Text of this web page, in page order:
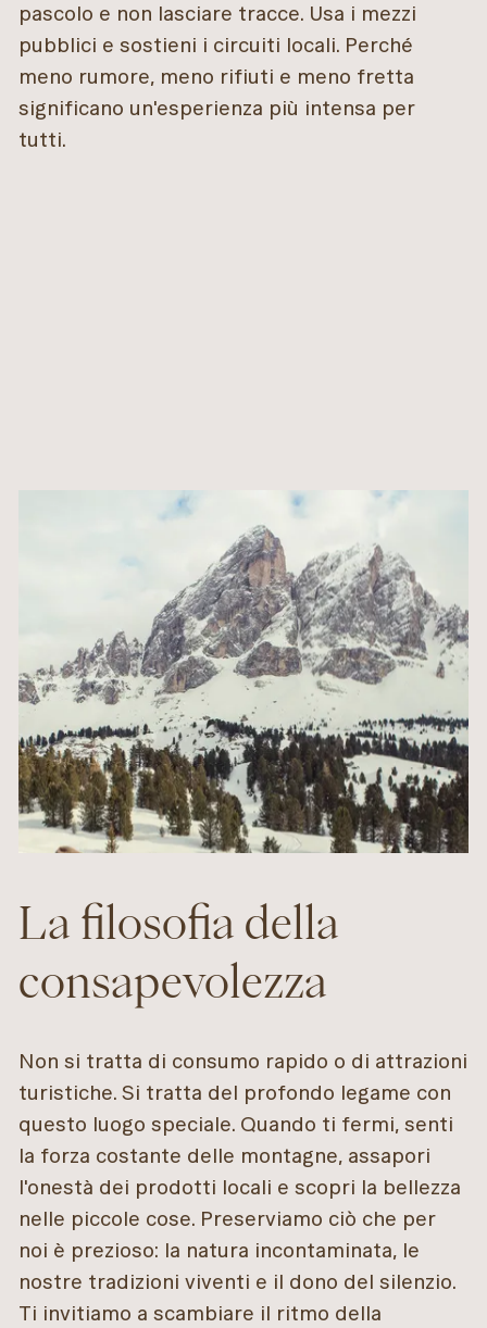
pascolo e non lasciare tracce. Usa i mezzi
pubblici e sostieni i circuiti locali. Perché
meno rumore, meno rifiuti e meno fretta
significano un'esperienza più intensa per
tutti.
La filosofia della
consapevolezza
Non si tratta di consumo rapido o di attrazioni
turistiche. Si tratta del profondo legame con
questo luogo speciale. Quando ti fermi, senti
la forza costante delle montagne, assapori
l'onestà dei prodotti locali e scopri la bellezza
nelle piccole cose. Preserviamo ciò che per
noi è prezioso: la natura incontaminata, le
nostre tradizioni viventi e il dono del silenzio.
Ti invitiamo a scambiare il ritmo della